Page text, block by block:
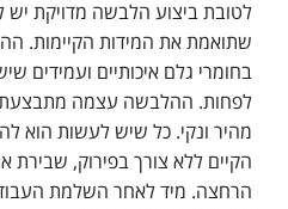
לטובת ביצוע הלבשה מדויקת יש
שתואמת את המידות הקיימות.
לפחות. ההלבשה עצמה מתבצעת
מהיר ונקי. כל שיש לעשות הוא
הקיים ללא צורך בפירוק, שבירת
הרחצה. מיד לאחר השלמת